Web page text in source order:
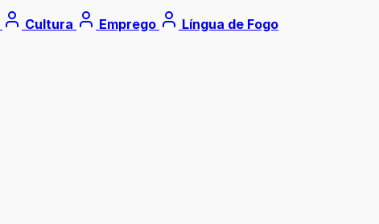
Cultura Emprego Língua de Fogo